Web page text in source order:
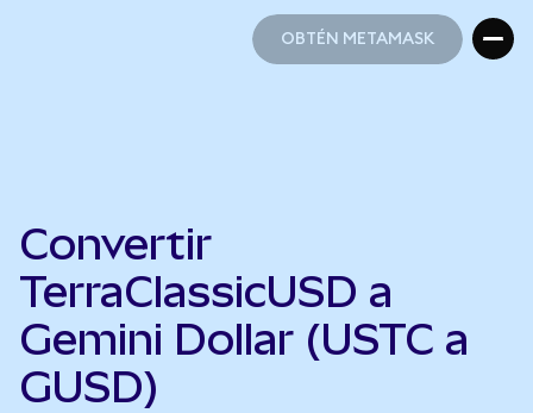
OBTÉN METAMASK
Convertir
TerraClassicUSD a
Gemini Dollar (USTC a
GUSD)